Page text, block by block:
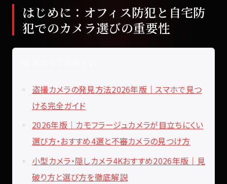
はじめに：オフィス防犯と自宅防
犯でのカメラ選びの重要性
盗撮カメラの発見方法2026年版｜スマホで見つ
ける完全ガイド
2026年版｜カモフラージュカメラが目立ちにくい
選び方・おすすめ4選と不審カメラの見つけ方
小型カメラ・隠しカメラ4Kおすすめ2026年版｜見
破り方と選び方を徹底解説